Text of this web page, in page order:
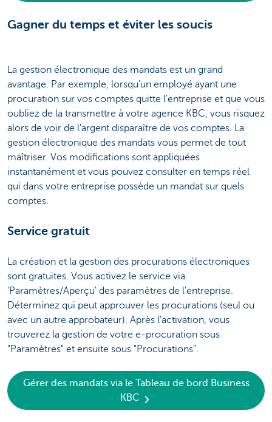
Gagner du temps et éviter les soucis
La gestion électronique des mandats est un grand
avantage. Par exemple, lorsqu'un employé ayant une
procuration sur vos comptes quitte l'entreprise et que vous
oubliez de la transmettre à votre agence KBC, vous risquez
alors de voir de l'argent disparaître de vos comptes. La
gestion électronique des mandats vous permet de tout
maîtriser. Vos modifications sont appliquées
instantanément et vous pouvez consulter en temps réel
qui dans votre entreprise possède un mandat sur quels
comptes.
Service gratuit
La création et la gestion des procurations électroniques
sont gratuites. Vous activez le service via
'Paramètres/Aperçu' des paramètres de l'entreprise.
Déterminez qui peut approuver les procurations (seul ou
avec un autre approbateur). Après l'activation, vous
trouverez la gestion de votre e-procuration sous
"Paramètres" et ensuite sous "Procurations".
Gérer des mandats via le Tableau de bord Business
KBC